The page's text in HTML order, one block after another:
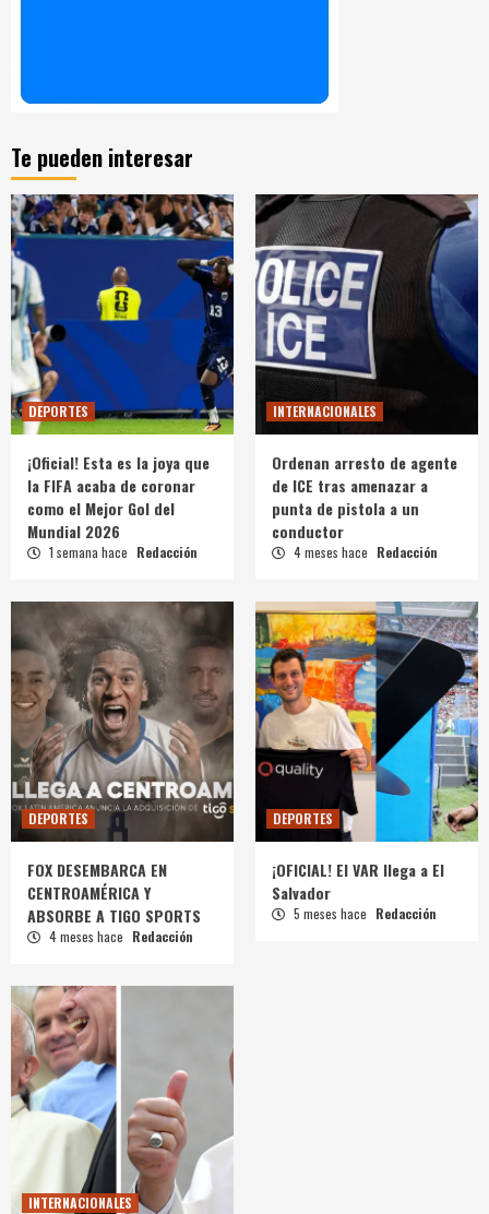
Te pueden interesar
DEPORTES
¡Oficial! Esta es la joya que
la FIFA acaba de coronar
como el Mejor Gol del
Mundial 2026
1 semana hace Redacción
INTERNACIONALES
Ordenan arresto de agente
de ICE tras amenazar a
punta de pistola a un
conductor
4 meses hace Redacción
DEPORTES
FOX DESEMBARCA EN
CENTROAMÉRICA Y
ABSORBE A TIGO SPORTS
4 meses hace Redacción
DEPORTES
¡OFICIAL! El VAR llega a El
Salvador
5 meses hace Redacción
INTERNACIONALES